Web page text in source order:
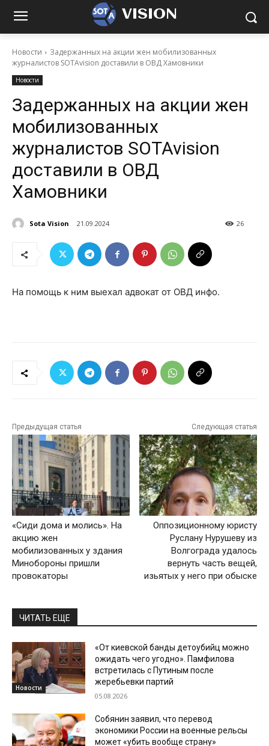
VISION
Новости
Задержанных на акции жен мобилизованных
журналистов SOTAvision доставили в ОВД Хамовники
Новости
Задержанных на акции жен
мобилизованных
журналистов SOTAvision
доставили в ОВД
Хамовники
Sota Vision 21.09.2024 26
На помощь к ним выехал адвокат от ОВД инфо.
Предыдущая статья
«Сиди дома и молись». На
акцию жен
мобилизованных у здания
Минобороны пришли
провокаторы
Следующая статья
Оппозиционному юристу
Руслану Нурушеву из
Волгограда удалось
вернуть часть вещей,
изьятых у него при обыске
ЧИТАТЬ ЕЩЕ
Новости
«От киевской банды детоубийц можно
ожидать чего угодно». Памфилова
встретилась с Путиным после
жеребьевки партий
05.08.2026
Собянин заявил, что перевод
экономики России на военные рельсы
может «убить вообще страну»